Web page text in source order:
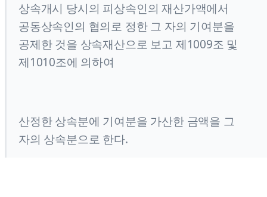
상속개시 당시의 피상속인의 재산가액에서
공동상속인의 협의로 정한 그 자의 기여분을
공제한 것을 상속재산으로 보고 제1009조 및
제1010조에 의하여
산정한 상속분에 기여분을 가산한 금액을 그
자의 상속분으로 한다.